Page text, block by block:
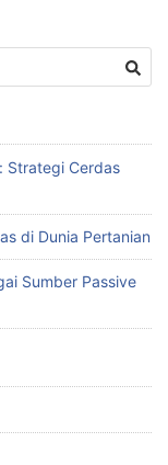
Strategi Cerdas
di Dunia Pertanian
Sumber Passive